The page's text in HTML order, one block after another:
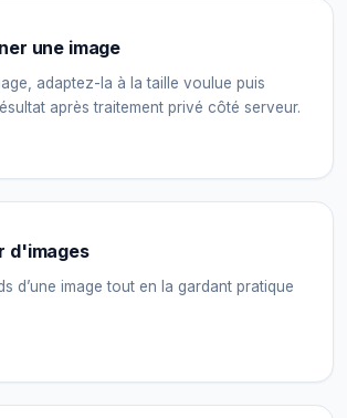
une image
adaptez-la à la taille voulue puis
après traitement privé côté serveur.
d'images
d’une image tout en la gardant pratique